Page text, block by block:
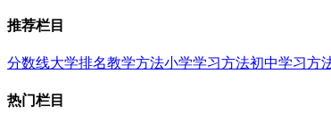
推荐栏目
分数线大学排名教学方法小学学习方法初中学习方
热门栏目